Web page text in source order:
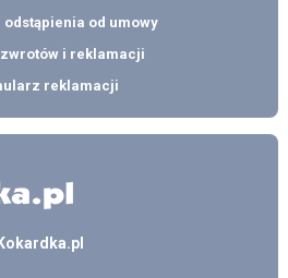
od umowy
i reklamacji
reklamacji